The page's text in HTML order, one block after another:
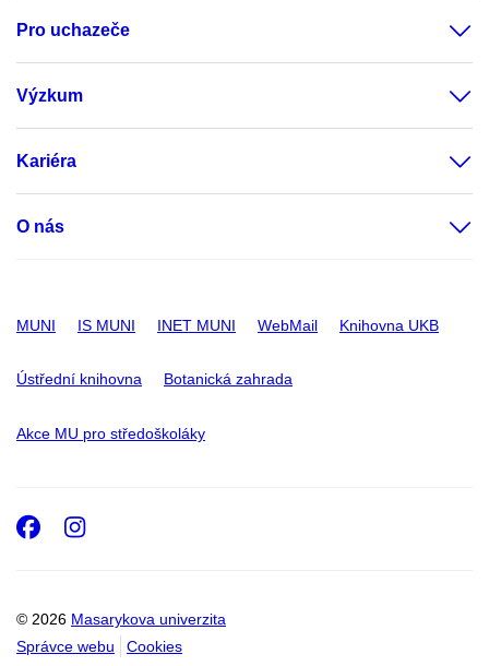
Pro uchazeče
Výzkum
Kariéra
O nás
MUNI IS MUNI INET MUNI WebMail Knihovna UKB
Ústřední knihovna Botanická zahrada
Akce MU pro středoškoláky
© 2026 Masarykova univerzita
Správce webu
Cookies
Facebook
Instagram